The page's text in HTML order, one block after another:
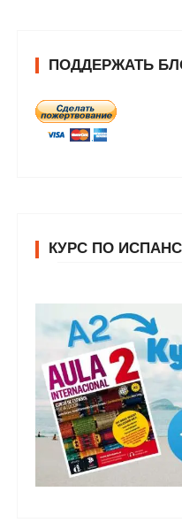
ПОДДЕРЖАТЬ
КУРС ПО